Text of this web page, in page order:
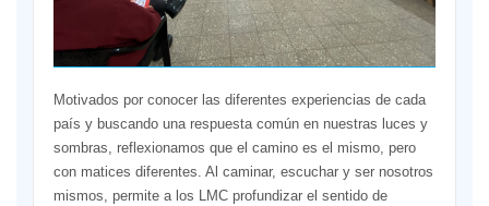
Motivados por conocer las diferentes experiencias de cada
país y buscando una respuesta común en nuestras luces y
sombras, reflexionamos que el camino es el mismo, pero
con matices diferentes. Al caminar, escuchar y ser nosotros
mismos, permite a los LMC profundizar el sentido de